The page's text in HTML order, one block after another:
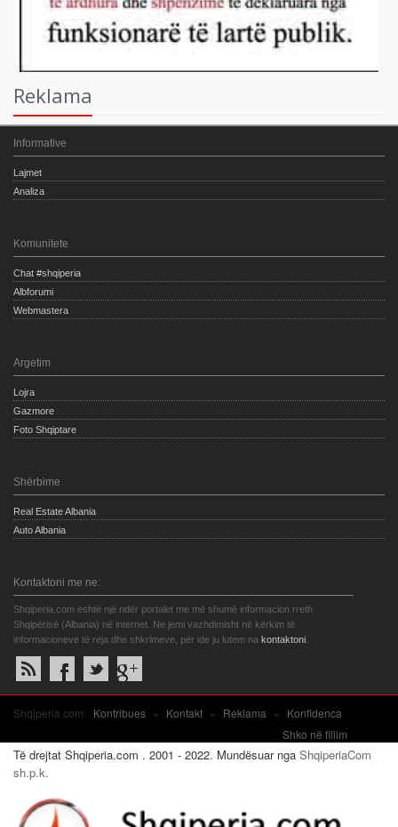
Reklama
Informative
Lajmet
Analiza
Komunitete
Chat #shqiperia
Albforumi
Webmastera
Argetim
Lojra
Gazmore
Foto Shqiptare
Shërbime
Real Estate Albania
Auto Albania
Kontaktoni me ne:
Shqiperia.com është një ndër portalet me më shumë informacion rreth
Shqipërisë (Albania) në internet. Ne jemi vazhdimisht në kërkim të
informacioneve të reja dhe shkrimeve, për ide ju lutem na kontaktoni
Shqiperia.com: Kontribues » Kontakt » Reklama »
Konfidenca
Shko në fillim
Të drejtat Shqiperia.com . 2001 - 2022. Mundësuar nga ShqiperiaCom
sh.p.k.